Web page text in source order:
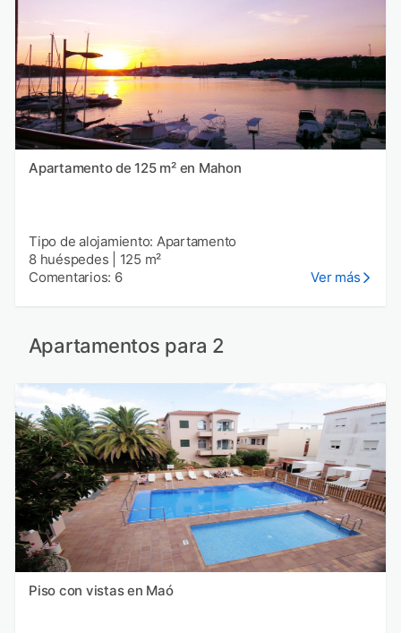
Apartamento de 125 m² en Mahon
Tipo de alojamiento: Apartamento
8 huéspedes
125 m²
Comentarios: 6
Ver más
Apartamentos para 2
Piso con vistas en Maó